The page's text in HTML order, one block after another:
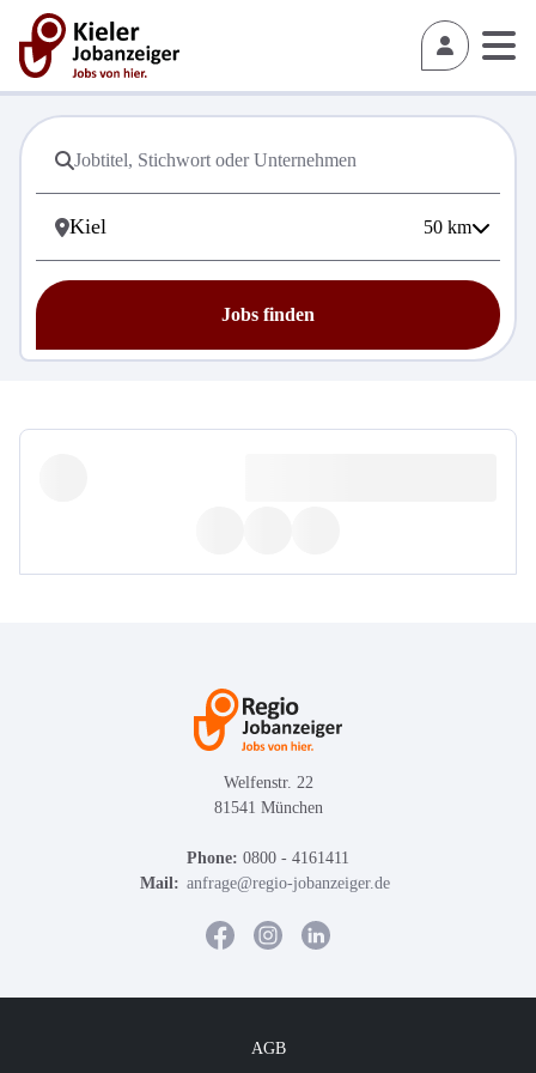
50 km
Jobs finden
Welfenstr. 22
81541 München
Phone: 0800 - 4161411
Mail: anfrage@regio-jobanzeiger.de
AGB